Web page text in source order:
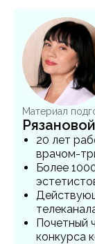
Материал
20 лет
врачом-
Более
Почетный
конкурса